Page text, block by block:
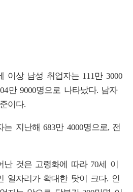
이상 남성 취업자는 111만 3000
만 9000명으로 나타났다. 남자
이다.
지난해 683만 4000명으로, 전
난 것은 고령화에 따라 70세 이
일자리가 확대한 탓이 크다. 인